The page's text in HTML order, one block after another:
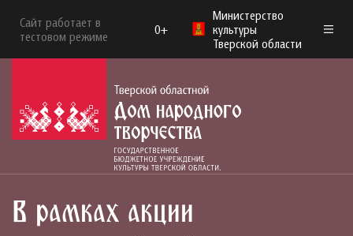
Сайт работает в
тестовом режиме
0+
Министерство
культуры
Тверской области
В рамках акции